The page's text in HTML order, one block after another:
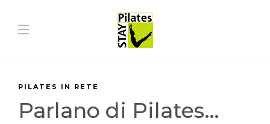
PILATES IN RETE
Parlano di Pilates…